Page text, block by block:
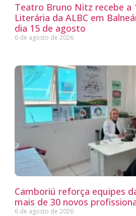
Teatro Bruno Nitz recebe a
Literária da ALBC em
dia 15 de agosto
6 de agosto de 2026
Camboriú reforça equipes
mais de 30 novos
6 de agosto de 2026